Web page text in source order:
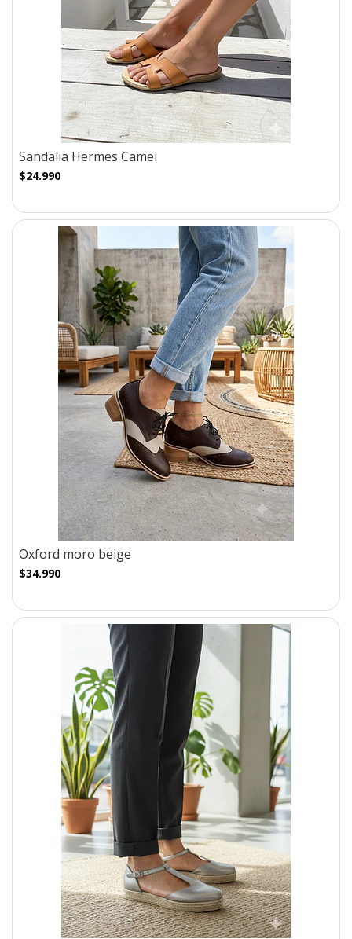
Sandalia Hermes Camel
$24.990
Oxford moro beige
$34.990